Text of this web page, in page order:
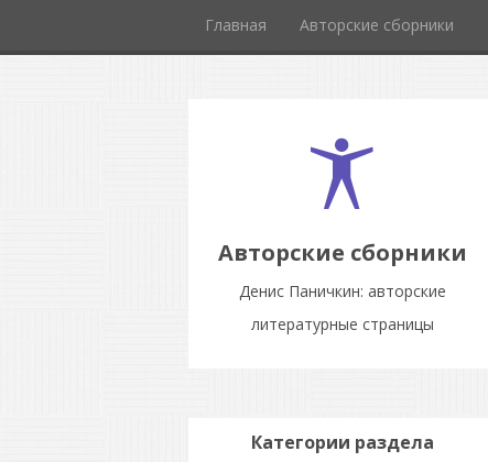
Главная Авторские сборники
Авторские сборники
Денис Паничкин: авторские
литературные страницы
Категории раздела